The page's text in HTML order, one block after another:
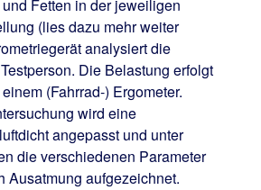
Fetten in der jeweiligen
(lies dazu mehr weiter
analysiert die
Die Belastung erfolgt
(Fahrrad-) Ergometer.
wird eine
angepasst und unter
die verschiedenen Parameter
Ausatmung aufgezeichnet.